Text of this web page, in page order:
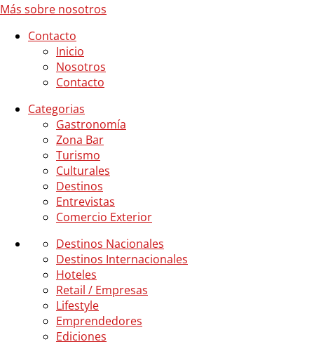
Más sobre nosotros
Contacto
Inicio
Nosotros
Contacto
Categorias
Gastronomía
Zona Bar
Turismo
Culturales
Destinos
Entrevistas
Comercio Exterior
Destinos Nacionales
Destinos Internacionales
Hoteles
Retail / Empresas
Lifestyle
Emprendedores
Ediciones